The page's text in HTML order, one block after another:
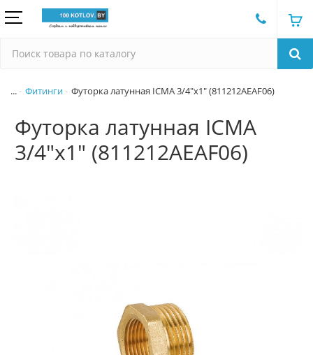
... Фитинги Футорка латунная ICMA 3/4"x1" (811212AEAF06)
Футорка латунная ICMA
3/4"x1" (811212AEAF06)